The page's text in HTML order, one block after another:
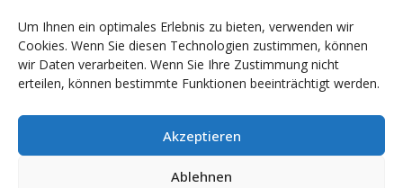
Um Ihnen ein optimales Erlebnis zu bieten, verwenden wir
Cookies. Wenn Sie diesen Technologien zustimmen, können
wir Daten verarbeiten. Wenn Sie Ihre Zustimmung nicht
erteilen, können bestimmte Funktionen beeinträchtigt werden.
Akzeptieren
Ablehnen
Rufen Sie mich an!
01 51 - 701 041 20